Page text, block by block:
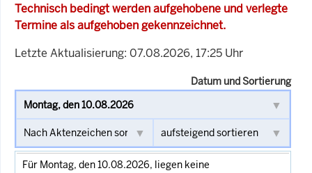
Technisch bedingt werden aufgehobene und verlegte
Termine als aufgehoben gekennzeichnet.
Letzte Aktualisierung: 07.08.2026, 17:25 Uhr
Datum und Sortierung
Für Montag, den 10.08.2026, liegen keine